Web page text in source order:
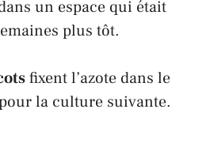
un espace qui était
plus tôt.
fixent l’azote dans le
la culture suivante.